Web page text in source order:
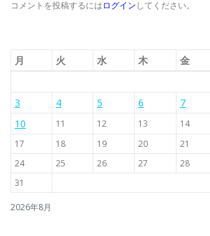
コメントを投稿するにはログインしてください。
2026年8月
月 火 水 木 金
3
4 5 6 7
10
11 12 13 14
17
18 19 20 21
24
25 26 27 28
31